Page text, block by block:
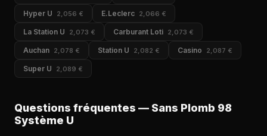
Hyper U 2,056 € E.Leclerc 2,066 €
La Station U 2,073 € Carburant Loti 2,073 €
Auchan 2,078 € Station U 2,082 € Casino 2,087 €
Super U 2,089 €
Questions fréquentes — Sans Plomb 98
Système U